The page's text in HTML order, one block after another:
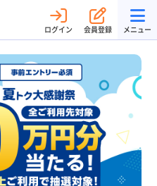
ログイン 会員登録 メニュー